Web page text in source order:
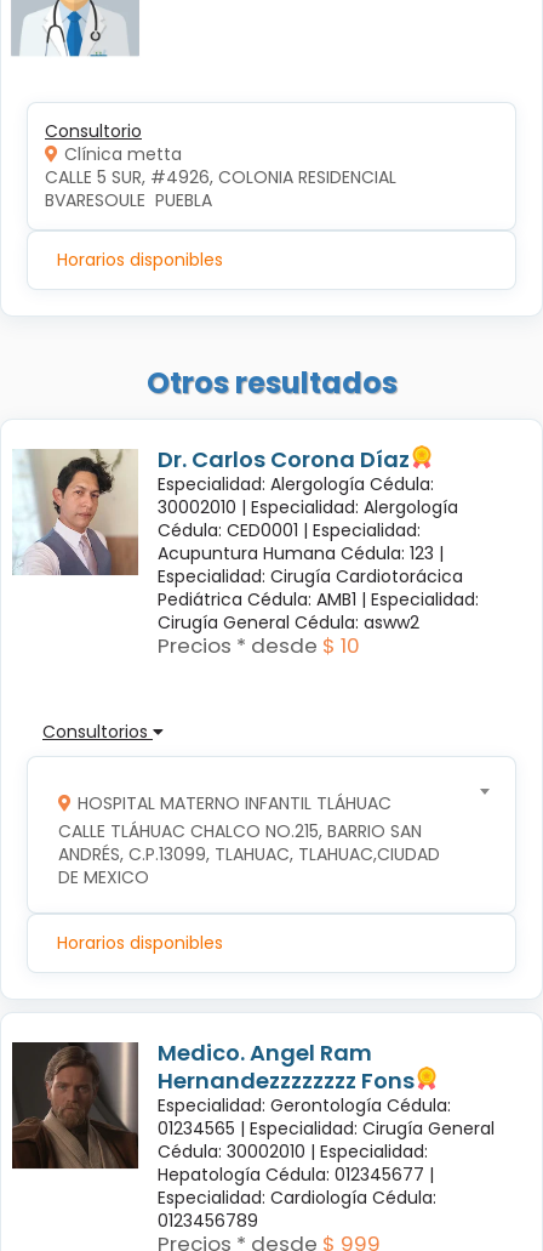
Consultorio
Clínica metta
CALLE 5 SUR, #4926, COLONIA RESIDENCIAL
BVARESOULE  PUEBLA
Horarios disponibles
Otros resultados
Dr. Carlos Corona Díaz
Especialidad: Alergología Cédula:
30002010 | Especialidad: Alergología
Cédula: CED0001 | Especialidad:
Acupuntura Humana Cédula: 123 |
Especialidad: Cirugía Cardiotorácica
Pediátrica Cédula: AMB1 | Especialidad:
Cirugía General Cédula: asww2
Precios * desde $ 10
Consultorios
HOSPITAL MATERNO INFANTIL TLÁHUAC
CALLE TLÁHUAC CHALCO NO.215, BARRIO SAN
ANDRÉS, C.P.13099, TLAHUAC, TLAHUAC,CIUDAD
DE MEXICO
Horarios disponibles
Medico. Angel Ram
Hernandezzzzzzzz Fons
Especialidad: Gerontología Cédula:
01234565 | Especialidad: Cirugía General
Cédula: 30002010 | Especialidad:
Hepatología Cédula: 012345677 |
Especialidad: Cardiología Cédula:
0123456789
Precios * desde $ 999